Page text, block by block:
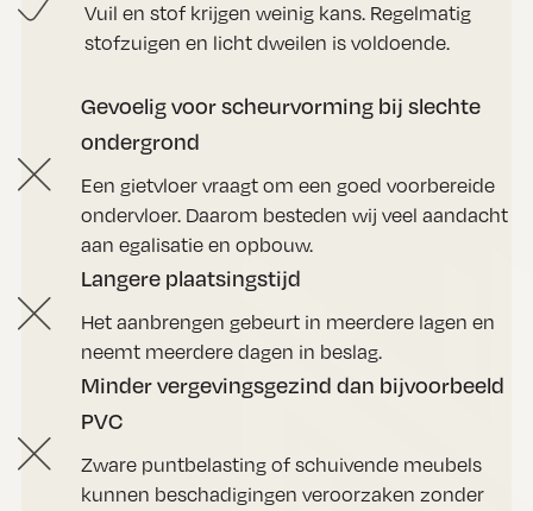
Gevoelig voor scheurvorming bij slechte
ondergrond
Een gietvloer vraagt om een goed voorbereide
ondervloer. Daarom besteden wij veel aandacht
aan egalisatie en opbouw.
Langere plaatsingstijd
Het aanbrengen gebeurt in meerdere lagen en
neemt meerdere dagen in beslag.
Vuil en stof krijgen weinig kans. Regelmatig
stofzuigen en licht dweilen is voldoende.
Minder vergevingsgezind dan bijvoorbeeld
PVC
Zware puntbelasting of schuivende meubels
kunnen beschadigingen veroorzaken zonder